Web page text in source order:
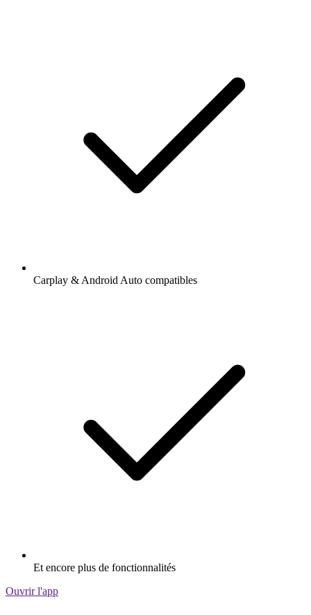
Carplay & Android Auto compatibles
Et encore plus de fonctionnalités
Ouvrir l'app